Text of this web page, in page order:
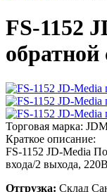
FS-1152
обратной
Торговая марка:
Краткое описание:
FS-1152 JD-Media
входа/2 выхода, 220В
Отгрузка: Склад